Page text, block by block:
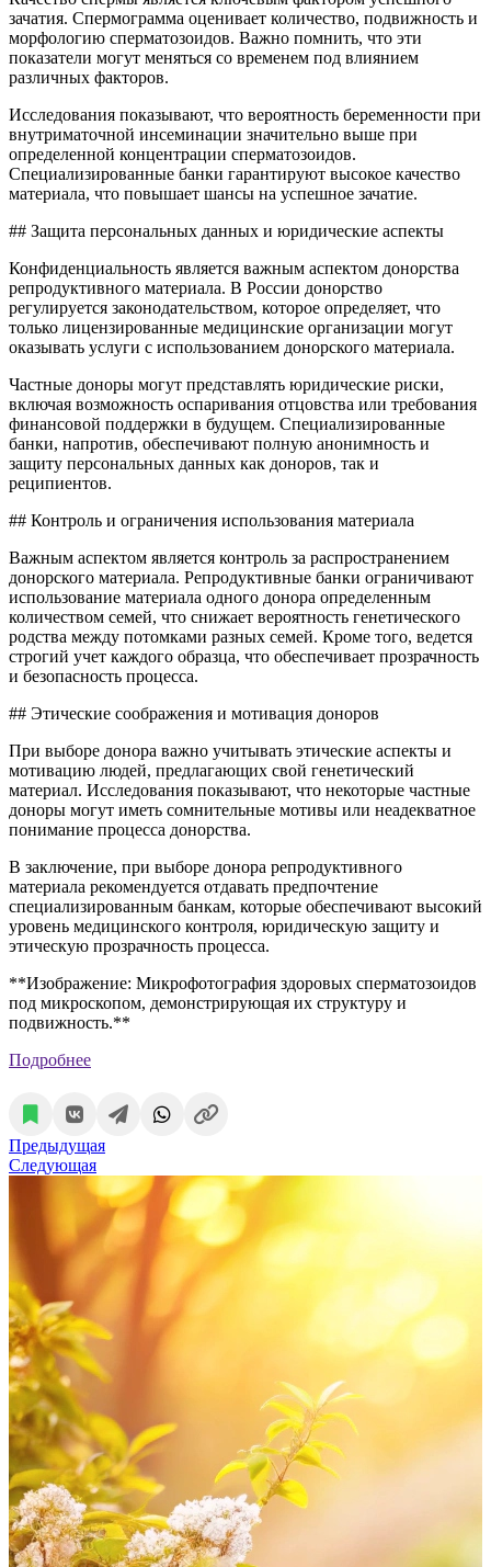
зачатия. Спермограмма оценивает количество, подвижность и
морфологию сперматозоидов. Важно помнить, что эти
показатели могут меняться со временем под влиянием
различных факторов.
Исследования показывают, что вероятность беременности при
внутриматочной инсеминации значительно выше при
определенной концентрации сперматозоидов.
Специализированные банки гарантируют высокое качество
материала, что повышает шансы на успешное зачатие.
## Защита персональных данных и юридические аспекты
Конфиденциальность является важным аспектом донорства
репродуктивного материала. В России донорство
регулируется законодательством, которое определяет, что
только лицензированные медицинские организации могут
оказывать услуги с использованием донорского материала.
Частные доноры могут представлять юридические риски,
включая возможность оспаривания отцовства или требования
финансовой поддержки в будущем. Специализированные
банки, напротив, обеспечивают полную анонимность и
защиту персональных данных как доноров, так и
реципиентов.
## Контроль и ограничения использования материала
Важным аспектом является контроль за распространением
донорского материала. Репродуктивные банки ограничивают
использование материала одного донора определенным
количеством семей, что снижает вероятность генетического
родства между потомками разных семей. Кроме того, ведется
строгий учет каждого образца, что обеспечивает прозрачность
и безопасность процесса.
## Этические соображения и мотивация доноров
При выборе донора важно учитывать этические аспекты и
мотивацию людей, предлагающих свой генетический
материал. Исследования показывают, что некоторые частные
доноры могут иметь сомнительные мотивы или неадекватное
понимание процесса донорства.
В заключение, при выборе донора репродуктивного
материала рекомендуется отдавать предпочтение
специализированным банкам, которые обеспечивают высокий
уровень медицинского контроля, юридическую защиту и
этическую прозрачность процесса.
**Изображение: Микрофотография здоровых сперматозоидов
под микроскопом, демонстрирующая их структуру и
подвижность.**
Подробнее
Предыдущая
Следующая